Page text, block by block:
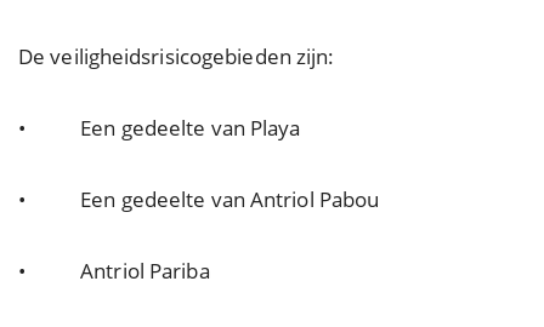
De veiligheidsrisicogebieden zijn:
• Een gedeelte van Playa
• Een gedeelte van Antriol Pabou
• Antriol Pariba